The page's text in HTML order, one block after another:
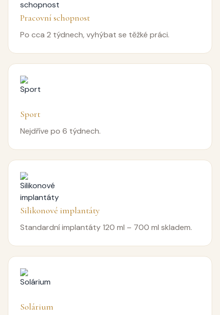
Pracovní schopnost
Po cca 2 týdnech, vyhýbat se těžké práci.
Sport
Nejdříve po 6 týdnech.
Silikonové implantáty
Standardní implantáty 120 ml – 700 ml skladem.
Solárium